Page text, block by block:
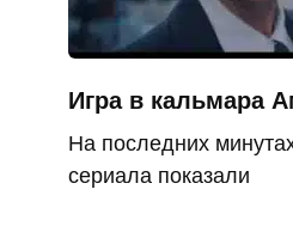
Игра в кальмара
На последних
сериала показали